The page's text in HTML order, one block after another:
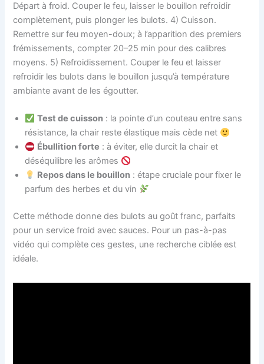
Départ à froid. Couper le feu, laisser le bouillon refroidir
complètement, puis plonger les bulots. 4) Cuisson.
Remettre sur feu moyen-doux; à l’apparition des premiers
frémissements, compter 20–25 min pour des calibres
moyens. 5) Refroidissement. Couper le feu et laisser
refroidir les bulots dans le bouillon jusqu’à température
ambiante avant de les égoutter.
Test de cuisson : la pointe d’un couteau entre sans
résistance, la chair reste élastique mais cède net
Ébullition forte : à éviter, elle durcit la chair et
déséquilibre les arômes
Repos dans le bouillon : étape cruciale pour fixer le
parfum des herbes et du vin
Cette méthode donne des bulots au goût franc, parfaits
pour un service froid avec sauces. Pour un pas-à-pas
vidéo qui complète ces gestes, une recherche ciblée est
idéale.